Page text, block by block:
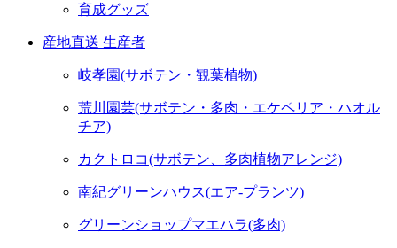
育成グッズ
産地直送 生産者
岐孝園(サボテン・観葉植物)
荒川園芸(サボテン・多肉・エケペリア・ハオル
チア)
カクトロコ(サボテン、多肉植物アレンジ)
南紀グリーンハウス(エア-プランツ)
グリーンショップマエハラ(多肉)